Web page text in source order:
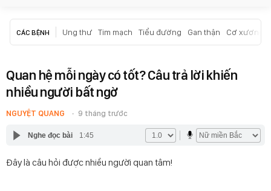
CÁC BỆNH Ung thư Tim mạch Tiểu đường Gan thận Cơ xương
Quan hệ mỗi ngày có tốt? Câu trả lời khiến
nhiều người bất ngờ
NGUYỆT QUANG 9 tháng trước
Nghe đọc bài 1:45
Đây là câu hỏi được nhiều người quan tâm!